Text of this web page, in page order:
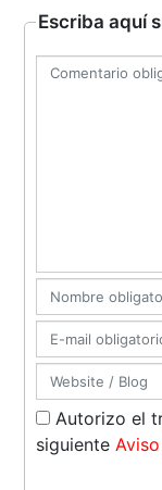
Escriba aquí
Autorizo el
siguiente